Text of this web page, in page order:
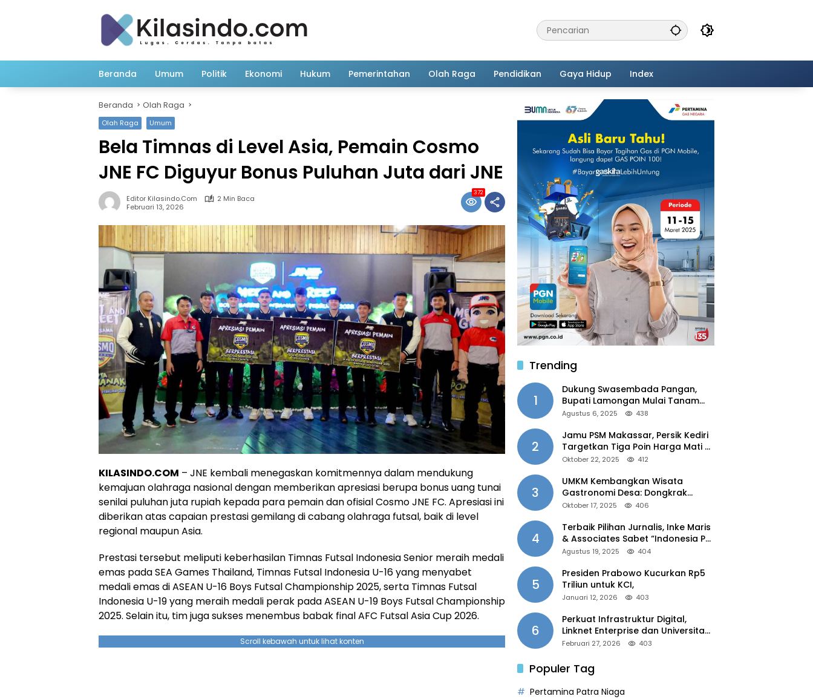
Beranda Umum Politik Ekonomi Hukum Pemerintahan Olah Raga Pendidikan Gaya Hidup Index
Beranda Olah Raga
Olah Raga Umum
Bela Timnas di Level Asia, Pemain Cosmo
JNE FC Diguyur Bonus Puluhan Juta dari JNE
Editor Kilasindo.com
2 Min Baca
Februari 13, 2026
372
KILASINDO.COM – JNE kembali menegaskan komitmennya dalam mendukung
kemajuan olahraga nasional dengan memberikan apresiasi berupa bonus uang tunai
senilai puluhan juta rupiah kepada para pemain dan ofisial Cosmo JNE FC. Apresiasi ini
diberikan atas capaian prestasi gemilang di cabang olahraga futsal, baik di level
regional maupun Asia.
Prestasi tersebut meliputi keberhasilan Timnas Futsal Indonesia Senior meraih medali
emas pada SEA Games Thailand, Timnas Futsal Indonesia U-16 yang menyabet
medali emas di ASEAN U-16 Boys Futsal Championship 2025, serta Timnas Futsal
Indonesia U-19 yang meraih medali perak pada ASEAN U-19 Boys Futsal Championship
2025. Selain itu, tim juga sukses menembus babak final AFC Futsal Asia Cup 2026.
Scroll kebawah untuk lihat konten
Trending
1
Dukung Swasembada Pangan,
Bupati Lamongan Mulai Tanam
Padi Musim Ketiga
Agustus 6, 2025 438
2
Jamu PSM Makassar, Persik Kediri
Targetkan Tiga Poin Harga Mati di
Kandang
Oktober 22, 2025 412
3
UMKM Kembangkan Wisata
Gastronomi Desa: Dongkrak
Ekonomi Daerah, Perluas Pasar
Oktober 17, 2025 406
4
Terbaik Pilihan Jurnalis, Inke Maris
& Associates Sabet “Indonesia PR
of the Year 2025”
Agustus 19, 2025 404
5
Presiden Prabowo Kucurkan Rp5
Triliun untuk KCI,
Januari 12, 2026 403
6
Perkuat Infrastruktur Digital,
Linknet Enterprise dan Universitas
Jember Jalin Kolaborasi Smart
Februari 27, 2026 403
Populer Tag
Pertamina Patra Niaga